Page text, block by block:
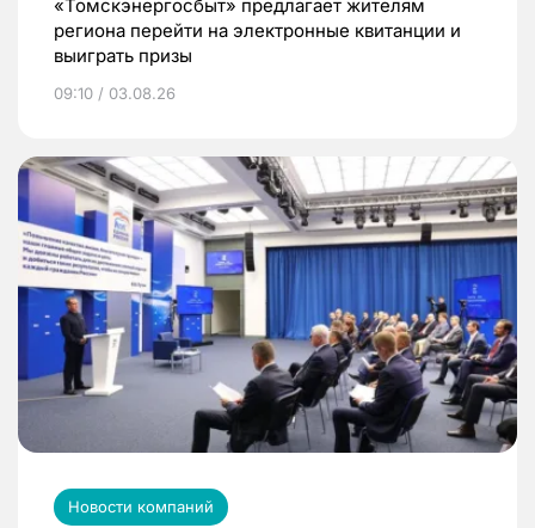
«Томскэнергосбыт» предлагает жителям
региона перейти на электронные квитанции и
выиграть призы
09:10 / 03.08.26
Новости компаний